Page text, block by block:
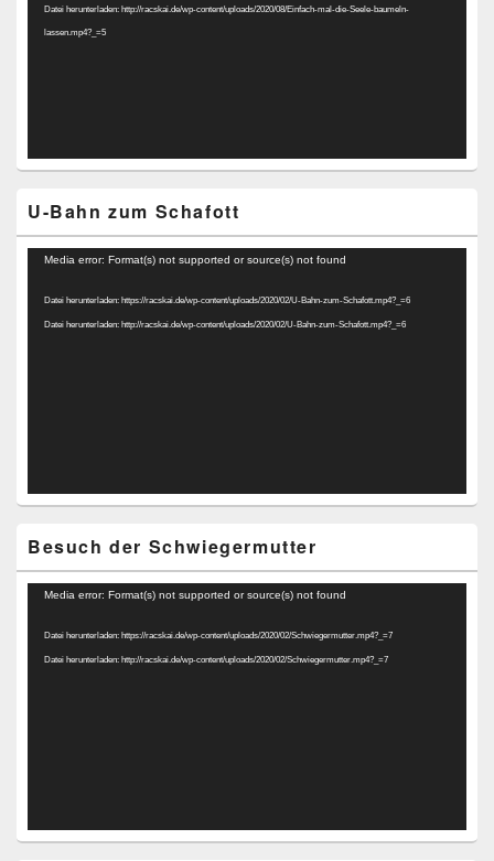
Datei herunterladen: http://racskai.de/wp-content/uploads/2020/08/Einfach-mal-die-Seele-baumeln-
lassen.mp4?_=5
U-Bahn zum Schafott
Video-
Media error: Format(s) not supported or source(s) not found
Datei herunterladen: https://racskai.de/wp-content/uploads/2020/02/U-Bahn-zum-Schafott.mp4?_=6
Datei herunterladen: http://racskai.de/wp-content/uploads/2020/02/U-Bahn-zum-Schafott.mp4?_=6
Besuch der Schwiegermutter
Video-
Media error: Format(s) not supported or source(s) not found
Datei herunterladen: https://racskai.de/wp-content/uploads/2020/02/Schwiegermutter.mp4?_=7
Datei herunterladen: http://racskai.de/wp-content/uploads/2020/02/Schwiegermutter.mp4?_=7